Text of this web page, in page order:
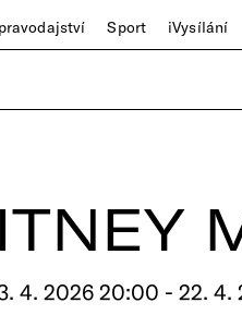
Sport iVysílání
4. 2026 20:00 - 22. 4.